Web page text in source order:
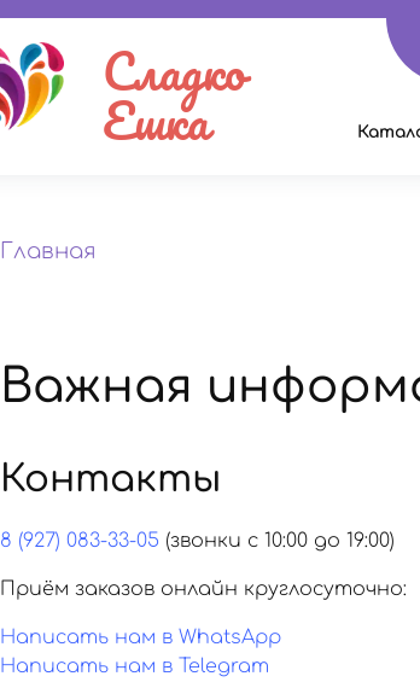
Сладко
Ешка
Главная
Важная
Контакты
8 (927) 083-33-05 (звонки с 10:00 до 19:00)
Приём заказов онлайн круглосуточно:
Написать нам в WhatsApp
Написать нам в Telegram